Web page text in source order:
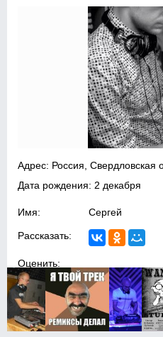
Адрес: Россия, Свердловская
Дата рождения: 2 декабря
Имя: Сергей
Рассказать:
Оценить: